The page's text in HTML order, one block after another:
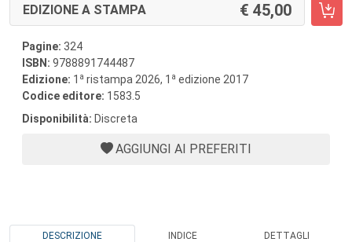
EDIZIONE A STAMPA 45,00
Pagine: 324
ISBN: 9788891744487
Edizione: 1 a ristampa 2026, 1 a edizione 2017
Codice editore: 1583.5
Disponibilità: Discreta
AGGIUNGI AI PREFERITI
DESCRIZIONE INDICE DETTAGLI